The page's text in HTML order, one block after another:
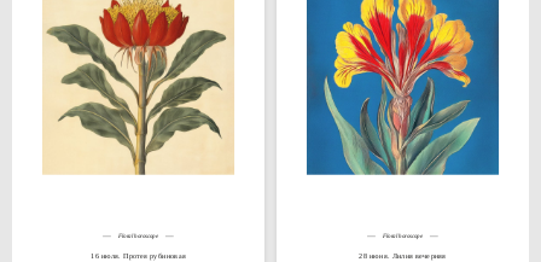
Floral horoscope
16 июля. Протея рубиновая
Floral horoscope
28 июня. Лилия вечерняя